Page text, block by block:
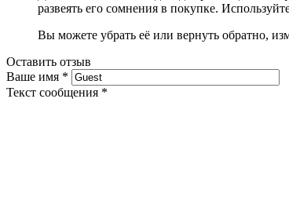
развеять его сомнения в покупке.
Вы можете убрать её или вернуть обратно,
Оставить отзыв
Ваше имя *
Текст сообщения *